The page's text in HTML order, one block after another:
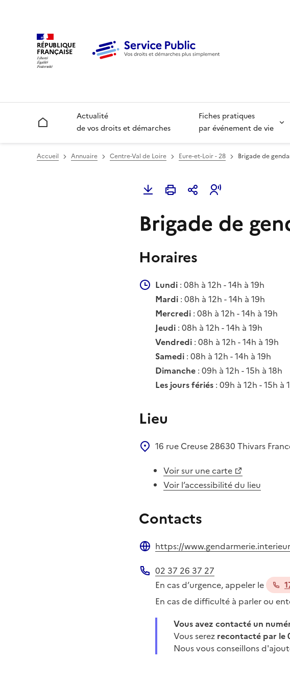
RÉPUBLIQUE
FRANÇAISE
Accueil
Actualité
de vos droits et démarches
Fiches pratiques
par événement de vie
Accueil Annuaire Centre-Val de Loire Eure-et-Loir - 28 Brigade de
Brigade de
Horaires
Lundi : 08h à 12h - 14h à 19h
Mardi : 08h à 12h - 14h à 19h
Mercredi : 08h à 12h - 14h à 19h
Jeudi : 08h à 12h - 14h à 19h
Vendredi : 08h à 12h - 14h à 19h
Samedi : 08h à 12h - 14h à 19h
Dimanche : 09h à 12h - 15h à 18h
Les jours fériés : 09h à 12h - 15h à
Lieu
16 rue Creuse 28630 Thivars
Voir sur une carte
Voir l’accessibilité du lieu
Contacts
https://
Téléphone
02 37 26 37 27
En cas d’urgence, appeler le
En cas de difficulté à parler ou
Vous avez contacté un
Vous serez recontacté par le
Nous vous conseillons